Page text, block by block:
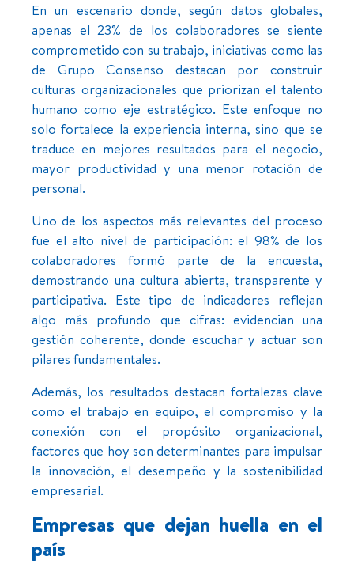
En un escenario donde, según datos globales,
apenas el 23% de los colaboradores se siente
comprometido con su trabajo, iniciativas como las
de Grupo Consenso destacan por construir
culturas organizacionales que priorizan el talento
humano como eje estratégico. Este enfoque no
solo fortalece la experiencia interna, sino que se
traduce en mejores resultados para el negocio,
mayor productividad y una menor rotación de
personal.
Uno de los aspectos más relevantes del proceso
fue el alto nivel de participación: el 98% de los
colaboradores formó parte de la encuesta,
demostrando una cultura abierta, transparente y
participativa. Este tipo de indicadores reflejan
algo más profundo que cifras: evidencian una
gestión coherente, donde escuchar y actuar son
pilares fundamentales.
Además, los resultados destacan fortalezas clave
como el trabajo en equipo, el compromiso y la
conexión con el propósito organizacional,
factores que hoy son determinantes para impulsar
la innovación, el desempeño y la sostenibilidad
empresarial.
Empresas que dejan huella en el
país